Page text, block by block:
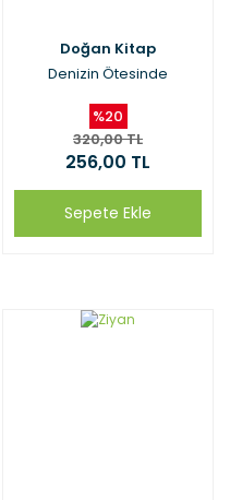
Doğan Kitap
Denizin Ötesinde
%20
320,00 TL
256,00 TL
Sepete Ekle